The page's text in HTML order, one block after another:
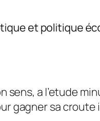
et politique
sens, a l’etude
gagner sa croute